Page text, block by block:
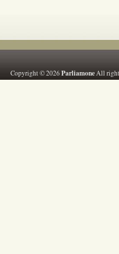
Copyright © 2026ParliamoneAll